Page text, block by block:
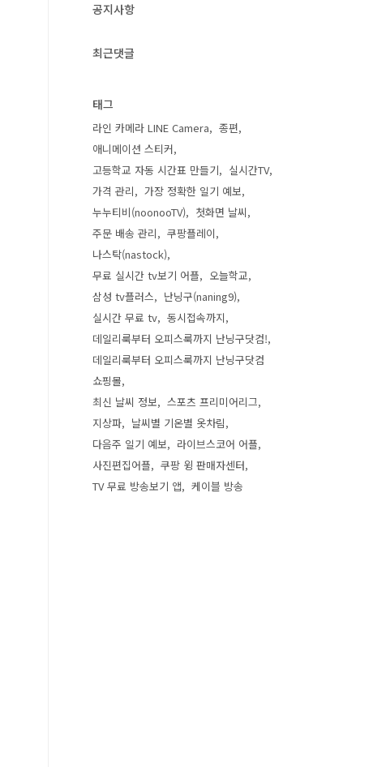
공지사항
최근댓글
태그
라인 카메라 LINE Camera
종편
애니메이션 스티커
고등학교 자동 시간표 만들기
실시간TV
가격 관리
가장 정확한 일기 예보
누누티비(noonooTV)
첫화면 날씨
주문 배송 관리
쿠팡플레이
나스탁(nastock)
무료 실시간 tv보기 어플
오늘학교
삼성 tv플러스
난닝구(naning9)
실시간 무료 tv
동시접속까지
데일리룩부터 오피스룩까지 난닝구닷컴!
데일리룩부터 오피스룩까지 난닝구닷컴
쇼핑몰
최신 날씨 정보
스포츠 프리미어리그
지상파
날씨별 기온별 옷차림
다음주 일기 예보
라이브스코어 어플
사진편집어플
쿠팡 윙 판매자센터
TV 무료 방송보기 앱
케이블 방송